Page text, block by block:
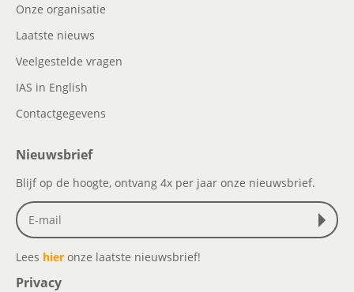
Onze organisatie
Laatste nieuws
Veelgestelde vragen
IAS in English
Contactgegevens
Nieuwsbrief
Blijf op de hoogte, ontvang 4x per jaar onze nieuwsbrief.
Lees hier onze laatste nieuwsbrief!
Privacy